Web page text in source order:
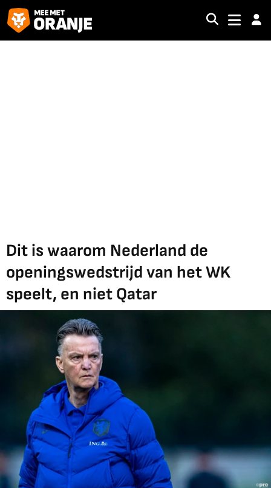
Dit is waarom Nederland de
openingswedstrijd van het WK
speelt, en niet Qatar